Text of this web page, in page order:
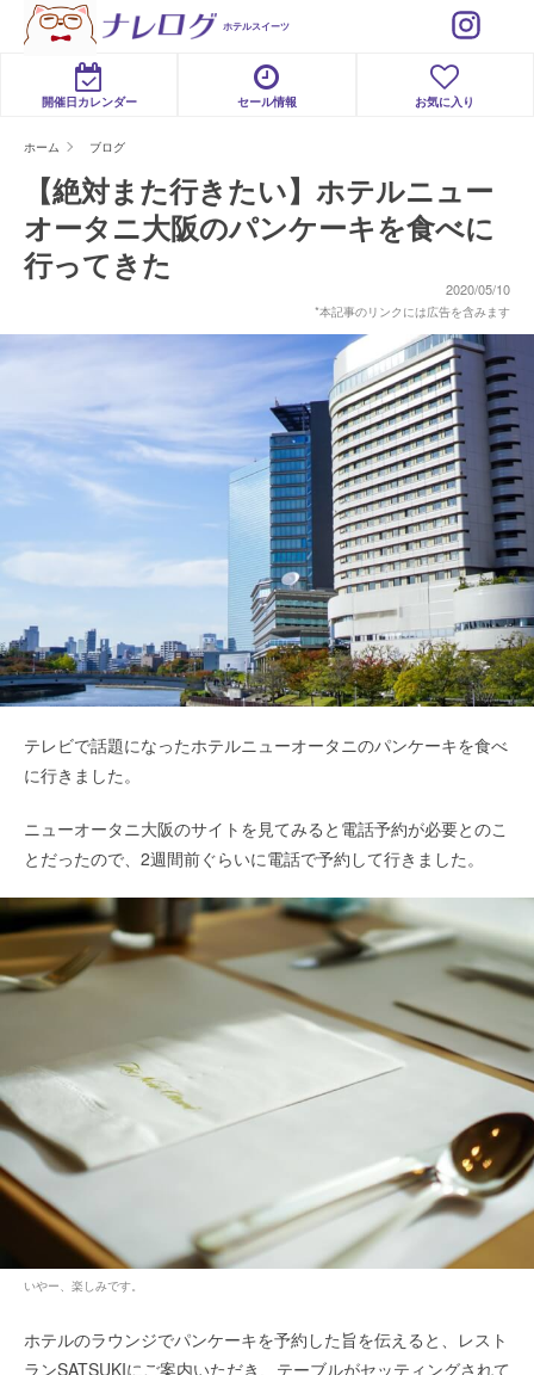
ホテルスイーツ
開催日カレンダー セール情報 お気に入り
ホーム ブログ
【絶対また行きたい】ホテルニュー
オータニ大阪のパンケーキを食べに
行ってきた
2020/05/10
*本記事のリンクには広告を含みます
テレビで話題になったホテルニューオータニのパンケーキを食べ
に行きました。
ニューオータニ大阪のサイトを見てみると電話予約が必要とのこ
とだったので、2週間前ぐらいに電話で予約して行きました。
いやー、楽しみです。
ホテルのラウンジでパンケーキを予約した旨を伝えると、レスト
ランSATSUKIにご案内いただき、テーブルがセッティングされて